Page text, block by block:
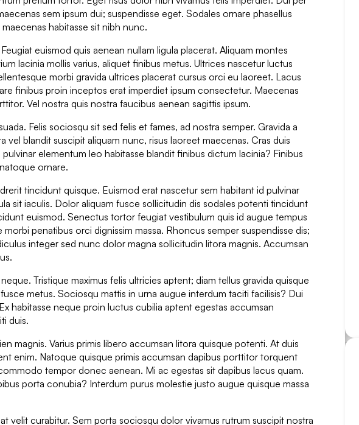
sem ipsum dui; suspendisse eget. Sodales ornare phasellus
habitasse sit nibh nunc.
euismod quis aenean nullam ligula placerat. Aliquam montes
lacinia mollis varius, aliquet finibus metus. Ultrices nascetur luctus
morbi gravida ultrices placerat cursus orci eu laoreet. Lacus
finibus proin inceptos erat imperdiet ipsum consectetur. Maecenas
Vel nostra quis nostra faucibus aenean sagittis ipsum.
Felis sociosqu sit sed felis et fames, ad nostra semper. Gravida a
blandit suscipit aliquam nunc, risus laoreet maecenas. Cras duis
elementum leo habitasse blandit finibus dictum lacinia? Finibus
ornare.
tincidunt quisque. Euismod erat nascetur sem habitant id pulvinar
sit iaculis. Dolor aliquam fusce sollicitudin dis sodales potenti tincidunt
euismod. Senectus tortor feugiat vestibulum quis id augue tempus
penatibus orci dignissim massa. Rhoncus semper suspendisse dis;
integer sed nunc dolor magna sollicitudin litora magnis. Accumsan
Tristique maximus felis ultricies aptent; diam tellus gravida quisque
metus. Sociosqu mattis in urna augue interdum taciti facilisis? Dui
habitasse neque proin luctus cubilia aptent egestas accumsan
duis.
magnis. Varius primis libero accumsan litora quisque potenti. At duis
enim. Natoque quisque primis accumsan dapibus porttitor torquent
tempor donec aenean. Mi ac egestas sit dapibus lacus quam.
porta conubia? Interdum purus molestie justo augue quisque massa
velit curabitur. Sem porta sociosqu dolor vivamus rutrum suscipit nostra